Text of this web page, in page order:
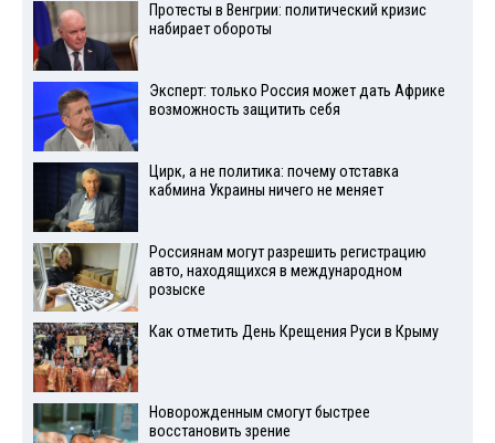
Протесты в Венгрии: политический кризис
набирает обороты
Эксперт: только Россия может дать Африке
возможность защитить себя
Цирк, а не политика: почему отставка
кабмина Украины ничего не меняет
Россиянам могут разрешить регистрацию
авто, находящихся в международном
розыске
Как отметить День Крещения Руси в Крыму
Новорожденным смогут быстрее
восстановить зрение